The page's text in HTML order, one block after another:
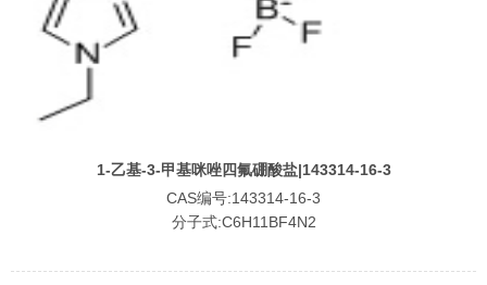
1-乙基-3-甲基咪唑四氟硼酸盐|143314-16-3
CAS编号:143314-16-3
分子式:C6H11BF4N2